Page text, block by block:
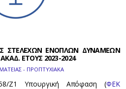
ΣΤΕΛΕΧΩΝ ΕΝΟΠΛΩΝ ΔΥΝΑΜΕΩΝ
ΕΤΟΥΣ 2023-2024
- ΠΡΟΠΤΥΧΙΑΚΑ
Ζ1 Υπουργική Απόφαση (ΦΕΚ